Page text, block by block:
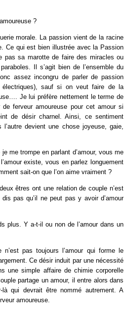
?
morale. La passion vient de la racine
Ce qui est bien illustrée avec la Passion
pas sa marotte de faire des miracles ou
Il s’agit bien de l’ensemble du
assez incongru de parler de passion
électriques), sauf si on veut faire de la
Je lui préfère nettement le terme de
ferveur amoureuse pour cet amour si
de désir charnel. Ainsi, ce sentiment
devient une chose joyeuse, gaie,
me trompe en parlant d’amour, vous me
existe, vous en parlez longuement
sait-on que l’on aime vraiment ?
êtres ont une relation de couple n’est
pas qu’il ne peut pas y avoir d’amour
plus. Y a-t-il ou non de l’amour dans un
pas toujours l’amour qui forme le
Ce désir induit par une nécessité
une simple affaire de chimie corporelle
partage un amour, il entre alors dans
qui devrait être nommé autrement. A
amoureuse.